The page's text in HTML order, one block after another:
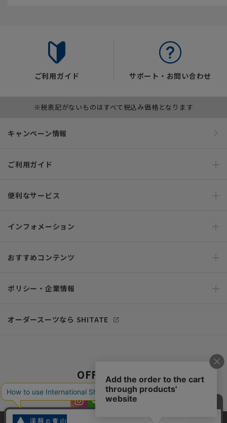
ご利用ガイド サポート・お問い合わせ
※税表記がないものはすべて税込み価格となります
キャンペーン情報
ご利用ガイド
便利なサービス
インフォメーション
おすすめコンテンツ
ポリシー・企業情報
オーダースーツなら SHITATE
OFFICIAL SNS